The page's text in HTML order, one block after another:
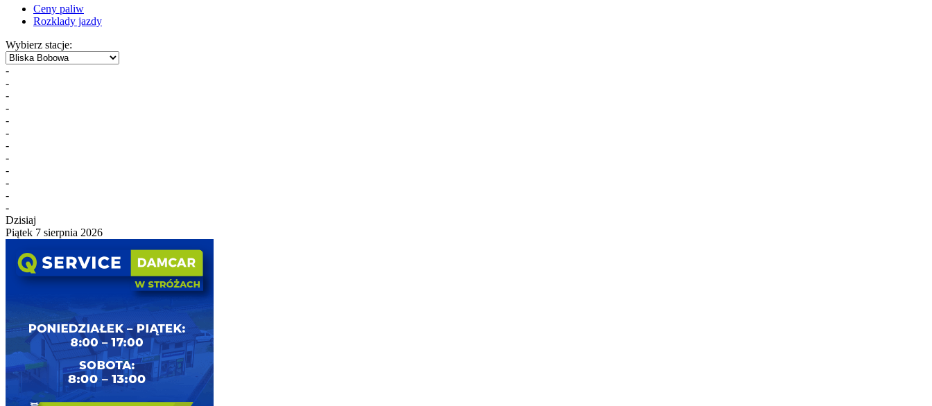
Ceny paliw
Rozklady jazdy
Wybierz stacje:
-
-
-
-
-
-
-
-
-
-
-
-
Dzisiaj
Piątek 7 sierpnia 2026